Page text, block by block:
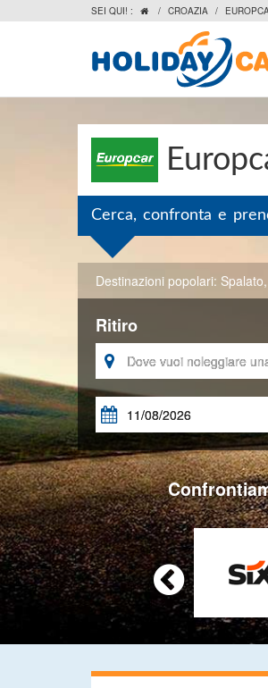
SEI QUI! :  / CROAZIA /
Cerca, confronta e
Destinazioni popolari: Spalato,
Ritiro


